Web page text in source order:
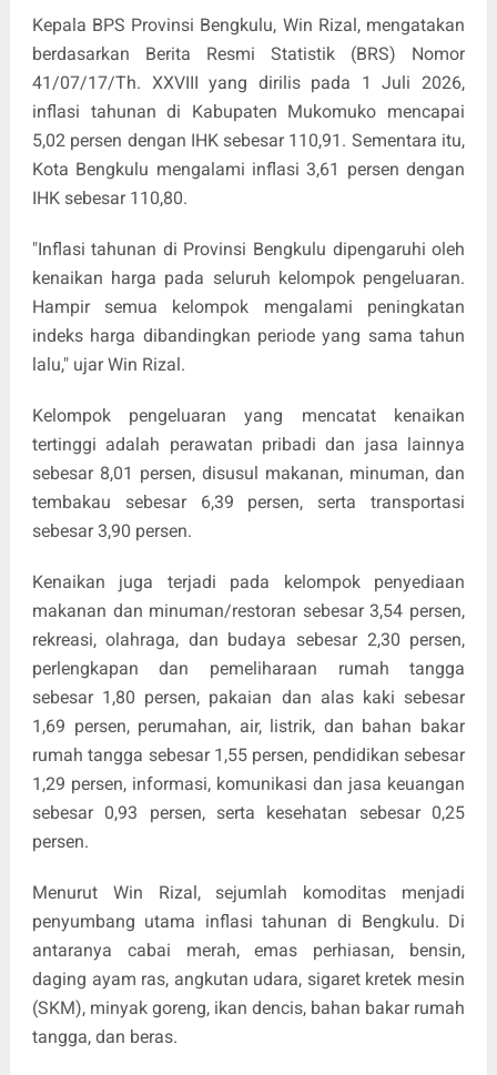
Kepala BPS Provinsi Bengkulu, Win Rizal, mengatakan
berdasarkan Berita Resmi Statistik (BRS) Nomor
41/07/17/Th. XXVIII yang dirilis pada 1 Juli 2026,
inflasi tahunan di Kabupaten Mukomuko mencapai
5,02 persen dengan IHK sebesar 110,91. Sementara itu,
Kota Bengkulu mengalami inflasi 3,61 persen dengan
IHK sebesar 110,80.
"Inflasi tahunan di Provinsi Bengkulu dipengaruhi oleh
kenaikan harga pada seluruh kelompok pengeluaran.
Hampir semua kelompok mengalami peningkatan
indeks harga dibandingkan periode yang sama tahun
lalu," ujar Win Rizal.
Kelompok pengeluaran yang mencatat kenaikan
tertinggi adalah perawatan pribadi dan jasa lainnya
sebesar 8,01 persen, disusul makanan, minuman, dan
tembakau sebesar 6,39 persen, serta transportasi
sebesar 3,90 persen.
Kenaikan juga terjadi pada kelompok penyediaan
makanan dan minuman/restoran sebesar 3,54 persen,
rekreasi, olahraga, dan budaya sebesar 2,30 persen,
perlengkapan dan pemeliharaan rumah tangga
sebesar 1,80 persen, pakaian dan alas kaki sebesar
1,69 persen, perumahan, air, listrik, dan bahan bakar
rumah tangga sebesar 1,55 persen, pendidikan sebesar
1,29 persen, informasi, komunikasi dan jasa keuangan
sebesar 0,93 persen, serta kesehatan sebesar 0,25
persen.
Menurut Win Rizal, sejumlah komoditas menjadi
penyumbang utama inflasi tahunan di Bengkulu. Di
antaranya cabai merah, emas perhiasan, bensin,
daging ayam ras, angkutan udara, sigaret kretek mesin
(SKM), minyak goreng, ikan dencis, bahan bakar rumah
tangga, dan beras.